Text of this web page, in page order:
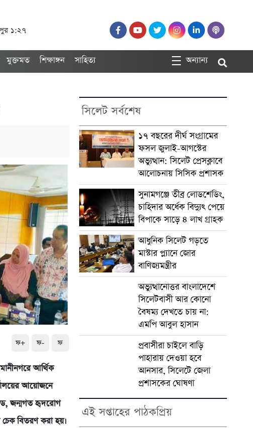
১:২৭
মুক্তমত শিক্ষাঙ্গন সাহিত্য অন্যান্য
ফ+ ফ- ফ
আর্থিক
আয়োজনে
জন্মগত হৃদরোগ
চেক বিতরণ করা হয়।
সিলেট সর্বশেষ
১৭ বছরের দীর্ঘ সংগ্রামের
ফসল জুলাই-আগস্টের
অভ্যুত্থান: সিলেট প্রেসক্লাবে
আলোচনায় সিসিক প্রশাসক
সুনামগঞ্জে তীব্র লোডশেডিং,
চাহিদার অর্ধেক বিদ্যুৎ পেয়ে
বিপাকে সাড়ে ৪ লাখ গ্রাহক
আধুনিক সিলেট গড়তে
মাস্টার প্ল্যানে জোর
বাণিজ্যমন্ত্রীর
অভ্যুত্থানোত্তর বাংলাদেশে
সিলেটবাসী আর কোনো
বৈষম্য দেখতে চায় না:
এমপি আবুল হাসান
প্রবাসীরা চাইলে বাড়ি
পাহারায় দেওয়া হবে
আনসার, সিলেটে জেলা
প্রশাসকের ঘোষণা
এই সপ্তাহের পাঠকপ্রিয়